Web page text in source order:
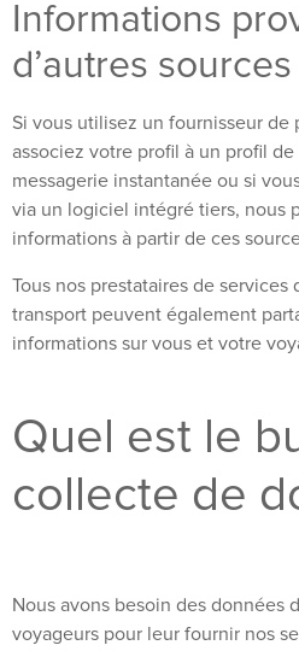
Informations
d’autres sources
Si vous utilisez un fournisseur de
associez votre profil à un profil
messagerie instantanée ou si
via un logiciel intégré tiers, nous
informations à partir de ces
Tous nos prestataires de services
transport peuvent également
informations sur vous et votre
Quel est le
collecte de
Nous avons besoin des données
voyageurs pour leur fournir nos